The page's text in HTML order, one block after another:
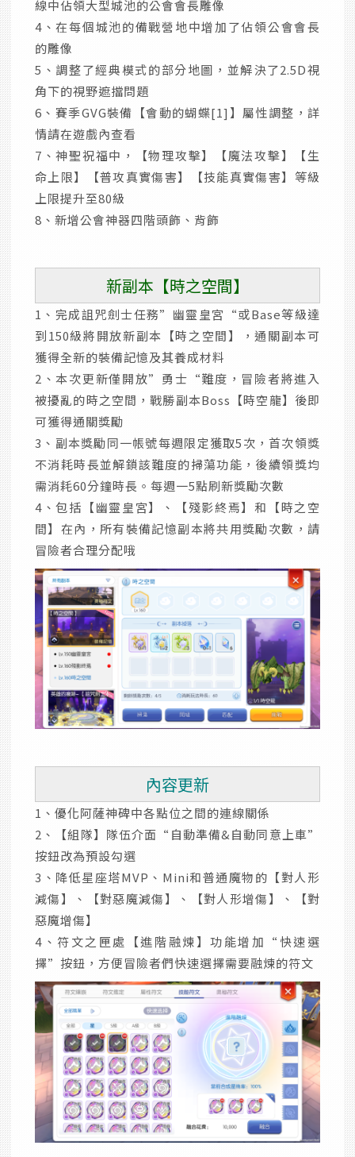
線中佔領大型城池的公會會長雕像
4、在每個城池的備戰營地中增加了佔領公會會長
的雕像
5、調整了經典模式的部分地圖，並解決了2.5D視
角下的視野遮擋問題
6、賽季GVG裝備【會動的蝴蝶[1]】屬性調整，詳
情請在遊戲內查看
7、神聖祝福中，【物理攻擊】【魔法攻擊】【生
命上限】【普攻真實傷害】【技能真實傷害】等級
上限提升至80級
8、新增公會神器四階頭飾、背飾
新副本【時之空間】
1、完成詛咒劍士任務”幽靈皇宮“或Base等級達
到150級將開放新副本【時之空間】，通關副本可
獲得全新的裝備記憶及其養成材料
2、本次更新僅開放”勇士“難度，冒險者將進入
被擾亂的時之空間，戰勝副本Boss【時空龍】後即
可獲得通關獎勵
3、副本獎勵同一帳號每週限定獲取5次，首次領獎
不消耗時長並解鎖該難度的掃蕩功能，後續領獎均
需消耗60分鐘時長。每週一5點刷新獎勵次數
4、包括【幽靈皇宮】、【殘影終焉】和【時之空
間】在內，所有裝備記憶副本將共用獎勵次數，請
冒險者合理分配哦
內容更新
1、優化阿薩神碑中各點位之間的連線關係
2、【組隊】隊伍介面“自動準備&自動同意上車”
按鈕改為預設勾選
3、降低星座塔MVP、Mini和普通魔物的【對人形
減傷】、【對惡魔減傷】、【對人形增傷】、【對
惡魔增傷】
4、符文之匣處【進階融煉】功能增加“快速選
擇”按鈕，方便冒險者們快速選擇需要融煉的符文